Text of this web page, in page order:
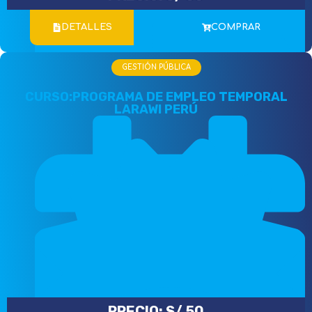
Incluye Certificado Digital
DETALLES COMPRAR
GESTIÓN PÚBLICA
CURSO:PROGRAMA DE EMPLEO TEMPORAL
LARAWI PERÚ